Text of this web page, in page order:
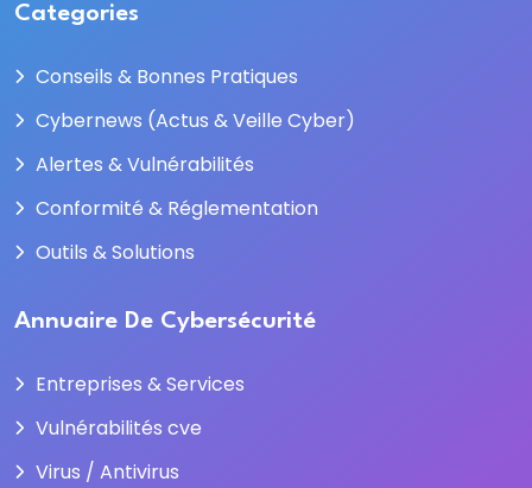
Categories
Conseils & Bonnes Pratiques
Cybernews (Actus & Veille Cyber)
Alertes & Vulnérabilités
Conformité & Réglementation
Outils & Solutions
Annuaire De Cybersécurité
Entreprises & Services
Vulnérabilités cve
Virus / Antivirus